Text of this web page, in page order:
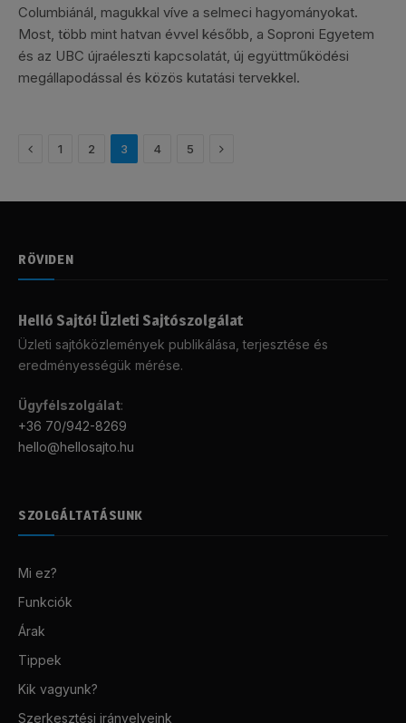
Columbiánál, magukkal víve a selmeci hagyományokat.
Most, több mint hatvan évvel később, a Soproni Egyetem
és az UBC újraéleszti kapcsolatát, új együttműködési
megállapodással és közös kutatási tervekkel.
Előző1 2 3 4 5 Következő
RÖVIDEN
Helló Sajtó! Üzleti Sajtószolgálat
Üzleti sajtóközlemények publikálása, terjesztése és
eredményességük mérése.
Ügyfélszolgálat:
+36 70/942-8269
hello@hellosajto.hu
SZOLGÁLTATÁSUNK
Mi ez?
Funkciók
Árak
Tippek
Kik vagyunk?
Szerkesztési irányelveink